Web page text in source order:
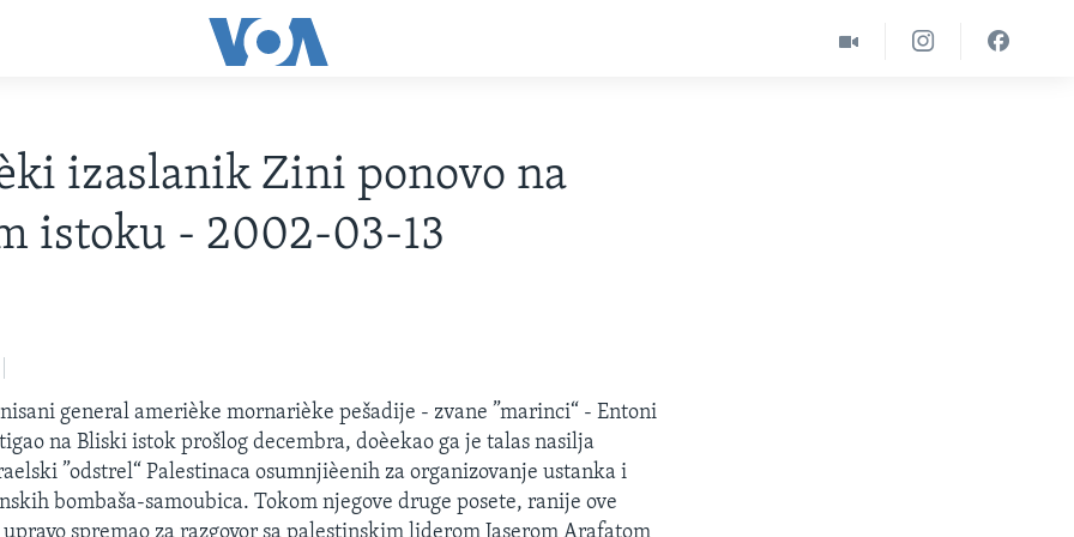
izaslanik Zini ponovo na
istoku - 2002-03-13
general amerièke mornarièke pešadije - zvane ”marinci“ - Entoni
na Bliski istok prošlog decembra, doèekao ga je talas nasilja
”odstrel“ Palestinaca osumnjièenih za organizovanje ustanka i
bombaša-samoubica. Tokom njegove druge posete, ranije ove